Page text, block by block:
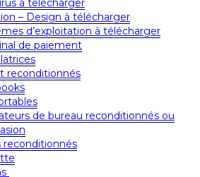
à télécharger
– Design à télécharger
d’exploitation à télécharger
de paiement
reconditionnés
de bureau reconditionnés ou
reconditionnés